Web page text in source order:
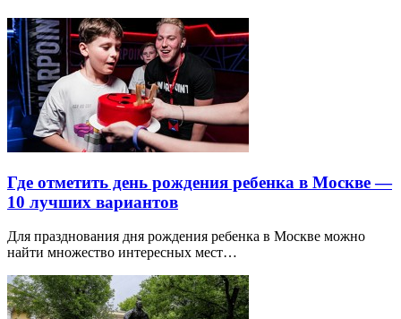
Где отметить день рождения ребенка в Москве —
10 лучших вариантов
Для празднования дня рождения ребенка в Москве можно
найти множество интересных мест…